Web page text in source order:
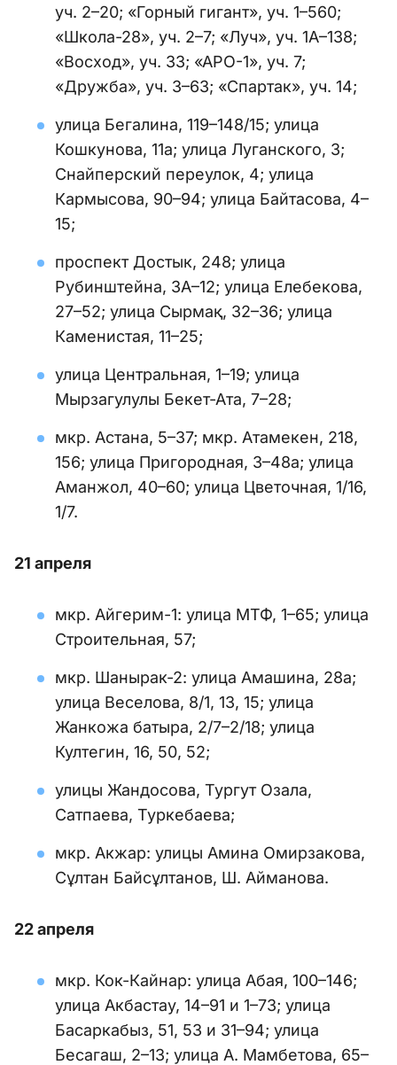
уч. 2–20; «Горный гигант», уч. 1–560;
«Школа-28», уч. 2–7; «Луч», уч. 1А–138;
«Восход», уч. 33; «АРО-1», уч. 7;
«Дружба», уч. 3–63; «Спартак», уч. 14;
улица Бегалина, 119–148/15; улица
Кошкунова, 11а; улица Луганского, 3;
Снайперский переулок, 4; улица
Кармысова, 90–94; улица Байтасова, 4–
15;
проспект Достык, 248; улица
Рубинштейна, 3А–12; улица Елебекова,
27–52; улица Сырмақ, 32–36; улица
Каменистая, 11–25;
улица Центральная, 1–19; улица
Мырзагулулы Бекет-Ата, 7–28;
мкр. Астана, 5–37; мкр. Атамекен, 218,
156; улица Пригородная, 3–48а; улица
Аманжол, 40–60; улица Цветочная, 1/16,
1/7.
21 апреля
мкр. Айгерим-1: улица МТФ, 1–65; улица
Строительная, 57;
мкр. Шанырак-2: улица Амашина, 28а;
улица Веселова, 8/1, 13, 15; улица
Жанкожа батыра, 2/7–2/18; улица
Култегин, 16, 50, 52;
улицы Жандосова, Тургут Озала,
Сатпаева, Туркебаева;
мкр. Акжар: улицы Амина Омирзакова,
Сұлтан Байсұлтанов, Ш. Айманова.
22 апреля
мкр. Кок-Кайнар: улица Абая, 100–146;
улица Акбастау, 14–91 и 1–73; улица
Басаркабыз, 51, 53 и 31–94; улица
Бесагаш, 2–13; улица А. Мамбетова, 65–